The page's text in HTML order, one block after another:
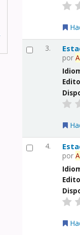
3.
por
4.
por